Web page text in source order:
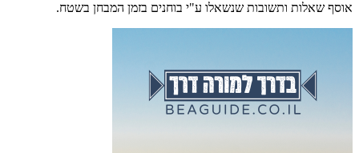
אוסף שאלות ותשובות שנשאלו ע"י בוחנים בזמן המבחן בשטח.